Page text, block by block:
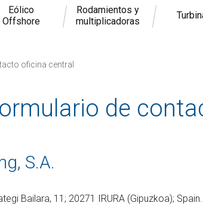
Eólico
Offshore
Rodamientos y
multiplicadoras
oficina central
de
S.A.
Bailara, 11; 20271 IRURA (Gipuzkoa); Spain.